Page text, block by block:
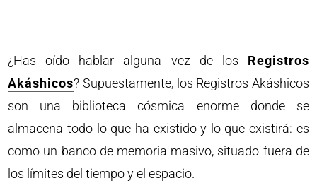
¿Has oído hablar alguna vez de los Registros
Akáshicos? Supuestamente, los Registros Akáshicos
son una biblioteca cósmica enorme donde se
almacena todo lo que ha existido y lo que existirá: es
como un banco de memoria masivo, situado fuera de
los límites del tiempo y el espacio.